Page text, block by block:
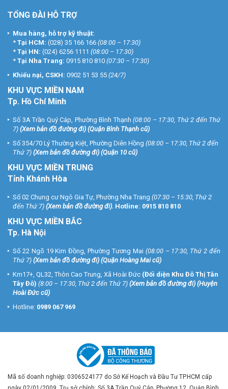
TỔNG ĐÀI HỖ TRỢ
Mua hàng, hỗ trợ kỹ thuật:
* Tại HCM: (028) 35 166 166 (08:00 – 17:30)
* Tại HN: (024) 6256 1111 (08:00 – 17:30)
* Tại Nha Trang: 0915 810 810 (07:30 – 17:30)
Khiếu nại, CSKH: 0902 51 53 55 (24/7)
KHU VỰC MIỀN NAM
Tp. Hồ Chí Minh
Số 3A Trần Quý Cáp, Phường Bình Thạnh (08:00 – 17:30, Thứ 2 đến Thứ
7) (Xem bản đồ đường đi) (Quận Bình Thạnh cũ)
Số 354/70 Lý Thường Kiệt, Phường Diên Hồng (08:00 – 17:30, Thứ 2 đến
Thứ 7) (Xem bản đồ đường đi) (Quận 10 cũ)
KHU VỰC MIỀN TRUNG
Tỉnh Khánh Hòa
Số 02 Chung cư Ngô Gia Tự, Phường Nha Trang (07:30 – 15:30, Thứ 2
đến Thứ 7) (Xem bản đồ đường đi). Hotline: 0915 810 810
KHU VỰC MIỀN BẮC
Tp. Hà Nội
Số 22 Ngõ 19 Kim Đồng, Phường Tương Mai (08:00 – 17:30, Thứ 2 đến
Thứ 7) (Xem bản đồ đường đi) (Quận Hoàng Mai cũ)
Km17+, QL32, Thôn Cao Trung, Xã Hoài Đức (Đối diện Khu Đô Thị Tân
Tây Đô) (8:00 – 17:30, Thứ 2 đến Thứ 7) (Xem bản đồ đường đi) (Huyện
Hoài Đức cũ)
Hotline: 0989 067 969
Mã số doanh nghiệp: 0306524177 do Sở Kế Hoạch và Đầu Tư TP.HCM cấp